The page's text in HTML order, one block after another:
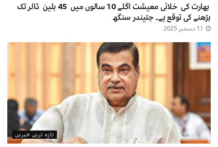
بھارت کی خلائی معیشت اگلے 10 سالوں میں 45 بلین ڈالر تک
بڑھنے کی توقع ہے۔ جتیندر سنگھ
تازہ ترین خبریں